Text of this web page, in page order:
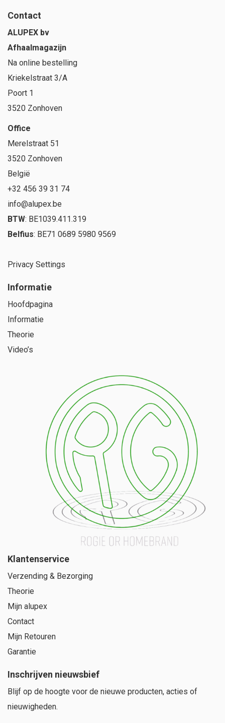
Contact
ALUPEX bv
Afhaalmagazijn
Na online bestelling
Kriekelstraat 3/A
Poort 1
3520 Zonhoven
Office
Merelstraat 51
3520 Zonhoven
België
+32 456 39 31 74
info@alupex.be
BTW: BE1039.411.319
Belfius: BE71 0689 5980 9569
Privacy Settings
Informatie
Hoofdpagina
Informatie
Theorie
Video’s
Klantenservice
Verzending & Bezorging
Theorie
Mijn alupex
Contact
Mijn Retouren
Garantie
Inschrijven nieuwsbief
Blijf op de hoogte voor de nieuwe producten, acties of
nieuwigheden.